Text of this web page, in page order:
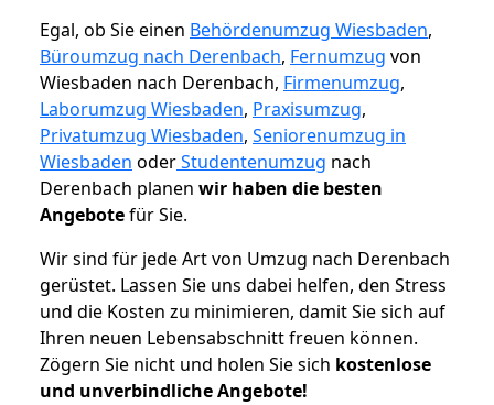
Egal, ob Sie einen Behördenumzug Wiesbaden,
Büroumzug nach Derenbach, Fernumzug von
Wiesbaden nach Derenbach, Firmenumzug,
Laborumzug Wiesbaden, Praxisumzug,
Privatumzug Wiesbaden, Seniorenumzug in
Wiesbaden oderStudentenumzug nach
Derenbach planen wir haben die besten
Angebotefür Sie.
Wir sind für jede Art von Umzug nach Derenbach
gerüstet. Lassen Sie uns dabei helfen, den Stress
und die Kosten zu minimieren, damit Sie sich auf
Ihren neuen Lebensabschnitt freuen können.
Zögern Sie nicht und holen Sie sich kostenlose
und unverbindliche Angebote!